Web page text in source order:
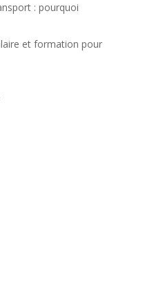
: pourquoi
et formation pour